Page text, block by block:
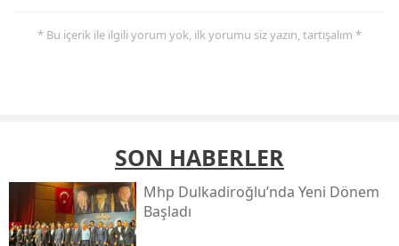
* Bu içerik ile ilgili yorum yok, ilk yorumu siz yazın, tartışalım *
SON HABERLER
Mhp Dulkadiroğlu’nda Yeni Dönem
Başladı